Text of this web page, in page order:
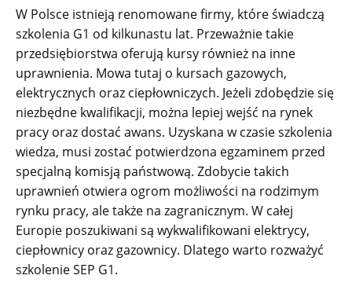
W Polsce istnieją renomowane firmy, które świadczą
szkolenia G1 od kilkunastu lat. Przeważnie takie
przedsiębiorstwa oferują kursy również na inne
uprawnienia. Mowa tutaj o kursach gazowych,
elektrycznych oraz ciepłowniczych. Jeżeli zdobędzie się
niezbędne kwalifikacji, można lepiej wejść na rynek
pracy oraz dostać awans. Uzyskana w czasie szkolenia
wiedza, musi zostać potwierdzona egzaminem przed
specjalną komisją państwową. Zdobycie takich
uprawnień otwiera ogrom możliwości na rodzimym
rynku pracy, ale także na zagranicznym. W całej
Europie poszukiwani są wykwalifikowani elektrycy,
ciepłownicy oraz gazownicy. Dlatego warto rozważyć
szkolenie SEP G1.